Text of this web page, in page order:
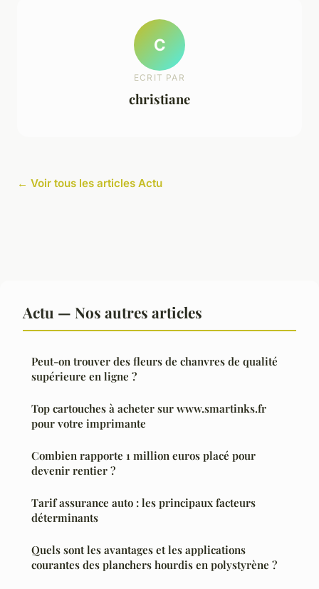
C
ECRIT PAR
christiane
← Voir tous les articles Actu
Actu — Nos autres articles
Peut-on trouver des fleurs de chanvres de qualité
supérieure en ligne ?
Top cartouches à acheter sur www.smartinks.fr
pour votre imprimante
Combien rapporte 1 million euros placé pour
devenir rentier ?
Tarif assurance auto : les principaux facteurs
déterminants
Quels sont les avantages et les applications
courantes des planchers hourdis en polystyrène ?